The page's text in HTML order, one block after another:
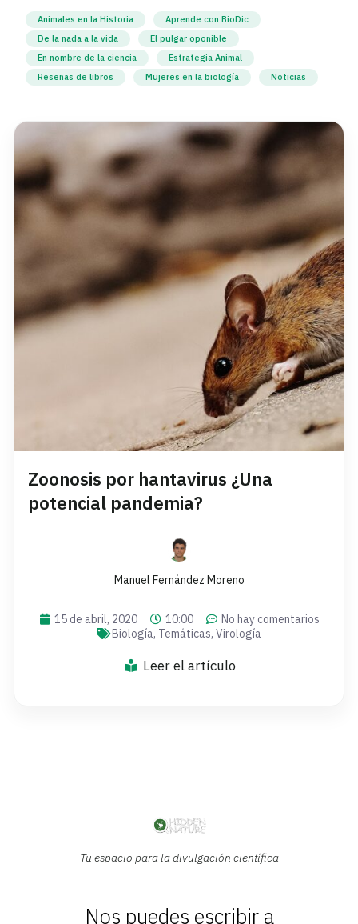
Animales en la Historia
Aprende con BioDic
De la nada a la vida
El pulgar oponible
En nombre de la ciencia
Estrategia Animal
Reseñas de libros
Mujeres en la biología Noticias
Zoonosis por hantavirus ¿Una
potencial pandemia?
Manuel Fernández Moreno
15 de abril, 2020 10:00
No hay comentarios
Biología, Temáticas, Virología
Leer el artículo
Tu espacio para la divulgación científica
Nos puedes escribir a